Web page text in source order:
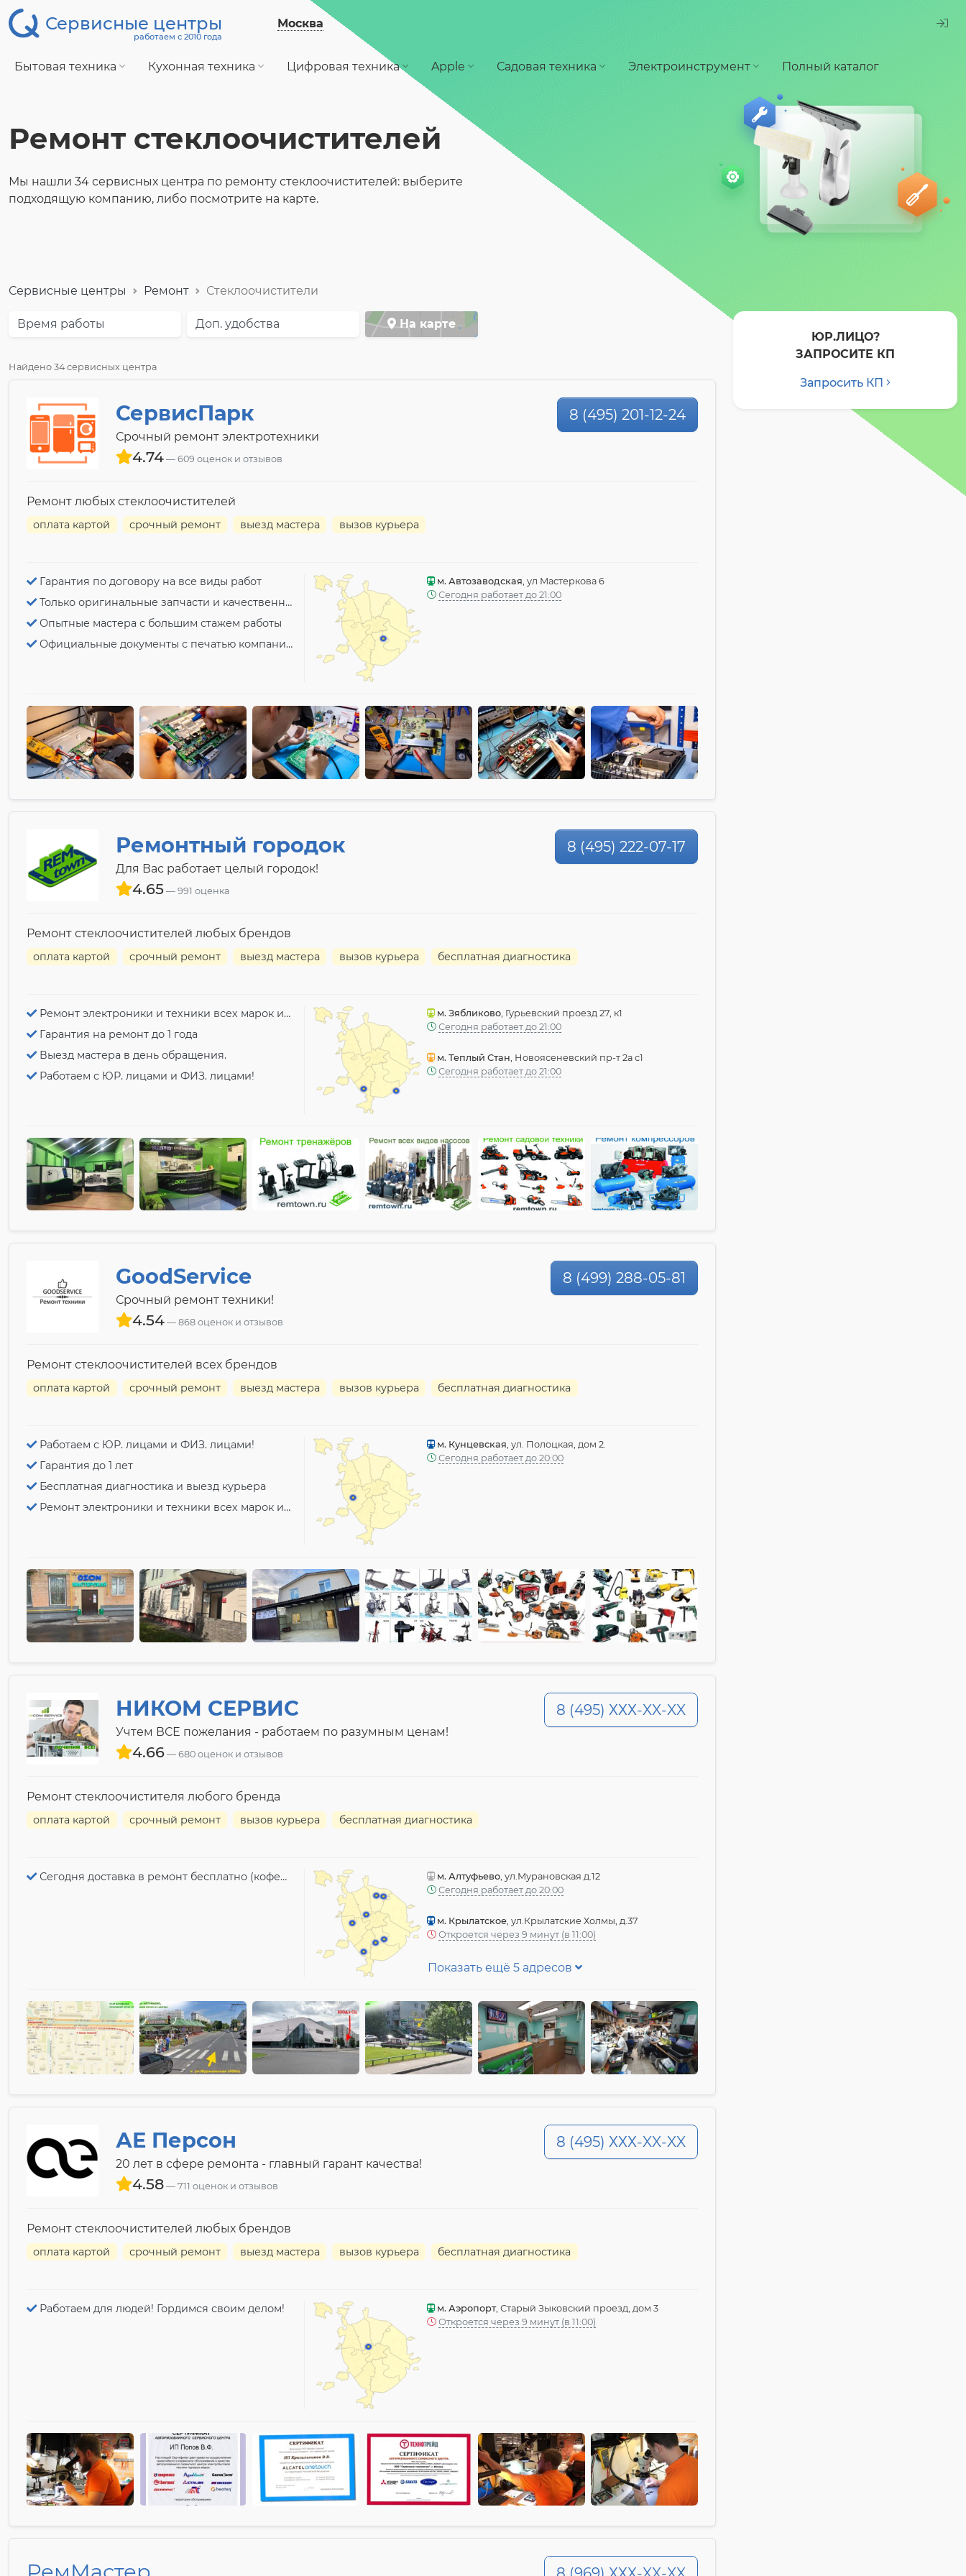
Сервисные центры
работаем с 2010 года
Москва
Бытовая техника Кухонная техника Цифровая техника Apple Садовая техника Электроинструмент Полный каталог
Ремонт стеклоочистителей
Мы нашли 34 сервисных центра по ремонту стеклоочистителей: выберите
подходящую компанию, либо посмотрите на карте.
Сервисные центры Ремонт Стеклоочистители
Время работы Доп. удобства На карте
Найдено 34 сервисных центра
СервисПарк
Срочный ремонт электротехники
4.74 609 оценок и отзывов
8 (495) 201-12-24
Ремонт любых стеклоочистителей
оплата картой срочный ремонт выезд мастера вызов курьера
Гарантия по договору на все виды работ
Только оригинальные запчасти и качественный ремонт
Опытные мастера с большим стажем работы
Официальные документы с печатью компании
м. Автозаводская, ул Мастеркова 6
Сегодня работает до 21:00
Ремонтный городок
Для Вас работает целый городок!
4.65 991 оценка
8 (495) 222-07-17
Ремонт стеклоочистителей любых брендов
оплата картой срочный ремонт выезд мастера вызов курьера бесплатная диагностика
Ремонт электроники и техники всех марок и моделей!
Гарантия на ремонт до 1 года
Выезд мастера в день обращения.
Работаем с ЮР. лицами и ФИЗ. лицами!
м. Зябликово , Гурьевский проезд 27, к1
Сегодня работает до 21:00
м. Теплый Стан , Новоясеневский пр-т 2а с1
Сегодня работает до 21:00
GoodService
Срочный ремонт техники!
4.54 868 оценок и отзывов
8 (499) 288-05-81
Ремонт стеклоочистителей всех брендов
оплата картой срочный ремонт выезд мастера вызов курьера бесплатная диагностика
Работаем с ЮР. лицами и ФИЗ. лицами!
Гарантия до 1 лет
Бесплатная диагностика и выезд курьера
Ремонт электроники и техники всех марок и моделей!
м. Кунцевская, ул. Полоцкая, дом 2.
Сегодня работает до 20:00
НИКОМ СЕРВИС
Учтем ВСЕ пожелания - работаем по разумным ценам!
4.66 680 оценок и отзывов
8 (495) ХХХ-XX-XX
Ремонт стеклоочистителя любого бренда
оплата картой срочный ремонт вызов курьера бесплатная диагностика
Сегодня доставка в ремонт бесплатно (кофемашины) м. Алтуфьево , ул.Мурановская д.12
Сегодня работает до 20:00
м. Крылатское , ул.Крылатские Холмы, д.37
Откроется через 9 минут (в 11:00)
Показать ещё 5 адресов
АЕ Персон
20 лет в сфере ремонта - главный гарант качества!
4.58 711 оценок и отзывов
8 (495) ХХХ-XX-XX
Ремонт стеклоочистителей любых брендов
оплата картой срочный ремонт выезд мастера вызов курьера бесплатная диагностика
Работаем для людей! Гордимся своим делом! м. Аэропорт, Старый Зыковский проезд, дом 3
Откроется через 9 минут (в 11:00)
ЮР.ЛИЦО?
ЗАПРОСИТЕ КП
Запросить КП